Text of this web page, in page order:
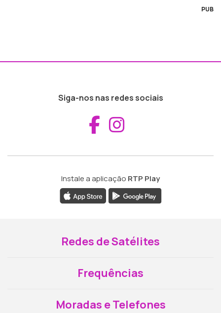
PUB
Siga-nos nas redes sociais
Aceder ao
Instale a aplicação RTP Play
Redes de Satélites
Frequências
Moradas e Telefones